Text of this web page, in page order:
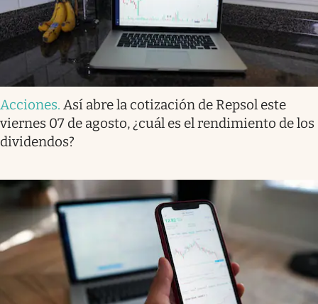
Acciones. Así abre la cotización de Repsol este
viernes 07 de agosto, ¿cuál es el rendimiento de los
dividendos?